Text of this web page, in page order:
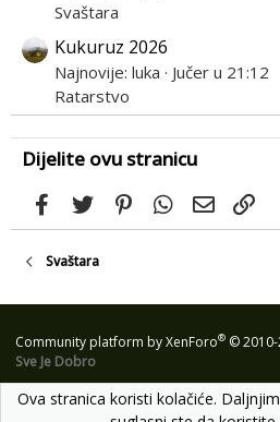
Svaštara
Kukuruz 2026
Najnovije: luka
Jučer u 21:12
Ratarstvo
Dijelite ovu stranicu
FacebookTwitterPinterestWhatsApp
Email
Svaštara
Community platform by XenForo® © 2010-
Sve Je Dobro
Ova stranica koristi kolačiće.